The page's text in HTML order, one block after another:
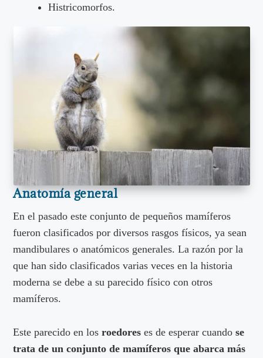
Histricomorfos.
Anatomía general
En el pasado este conjunto de pequeños mamíferos
fueron clasificados por diversos rasgos físicos, ya sean
mandibulares o anatómicos generales. La razón por la
que han sido clasificados varias veces en la historia
moderna se debe a su parecido físico con otros
mamíferos.
Este parecido en losroedores es de esperar cuandose
trata de un conjunto de mamíferos que abarca más